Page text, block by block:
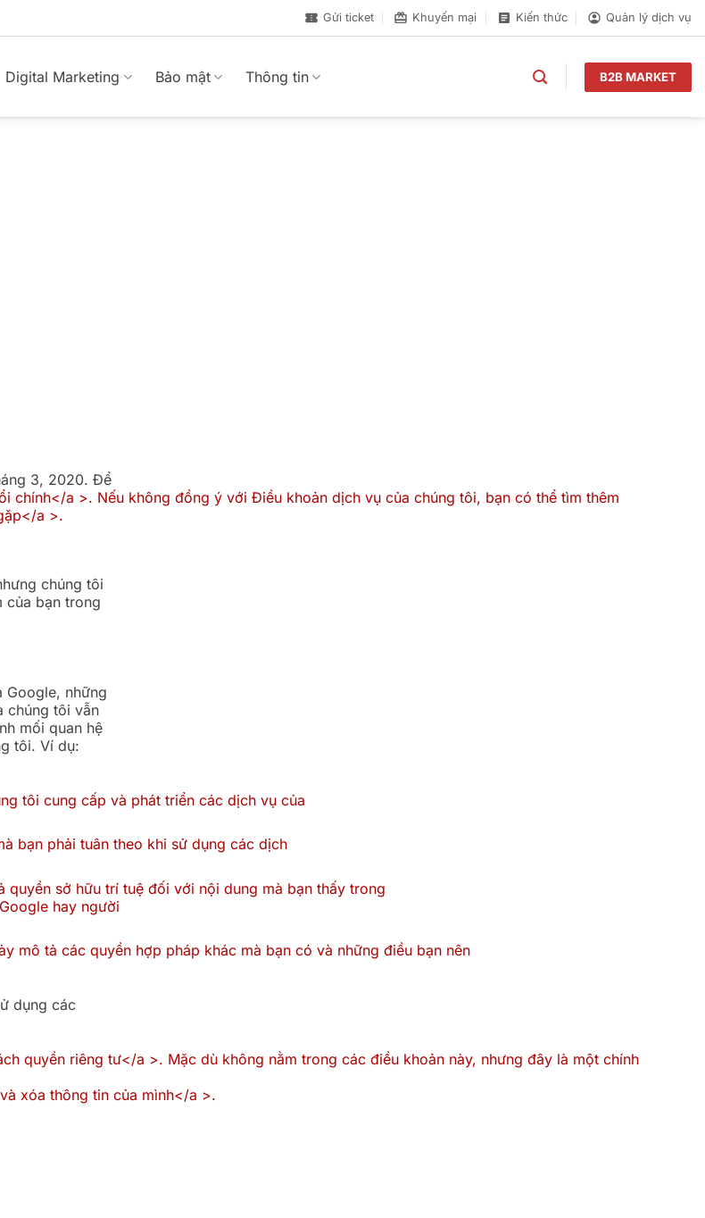
Gửi ticket Khuyến mại Kiến thức Quản lý dịch vụ
Digital Marketing Bảo mật Thông tin B2B MARKET
3, 2020. Để
chính</a >. Nếu không đồng ý với Điều khoản dịch vụ của chúng tôi, bạn có thể tìm thêm
a >.
chúng tôi
của bạn trong
Google, những
chúng tôi vẫn
mối quan hệ
tôi. Ví dụ:
tôi cung cấp và phát triển các dịch vụ của
bạn phải tuân theo khi sử dụng các dịch
sở hữu trí tuệ đối với nội dung mà bạn thấy trong
hay người
mô tả các quyền hợp pháp khác mà bạn có và những điều bạn nên
dụng các
quyền riêng tư</a >. Mặc dù không nằm trong các điều khoản này, nhưng đây là một chính
xóa thông tin của mình</a >.